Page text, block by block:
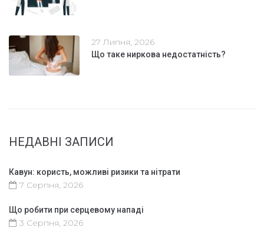
27 Липня, 2026
Що таке ниркова недостатність?
НЕДАВНІ ЗАПИСИ
Кавун: користь, можливі ризики та нітрати
7 Серпня, 2026
Що робити при серцевому нападі
3 Серпня, 2026